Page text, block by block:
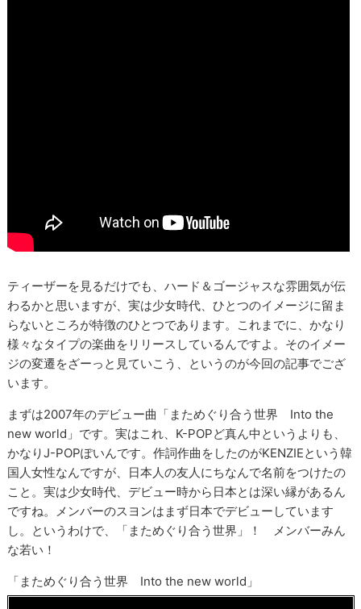
ティーザーを見るだけでも、ハード＆ゴージャスな雰囲気が伝
わるかと思いますが、実は少女時代、ひとつのイメージに留ま
らないところが特徴のひとつであります。これまでに、かなり
様々なタイプの楽曲をリリースしているんですよ。そのイメー
ジの変遷をざーっと見ていこう、というのが今回の記事でござ
います。
まずは2007年のデビュー曲「まためぐり合う世界 Into the
new world」です。実はこれ、K-POPど真ん中というよりも、
かなりJ-POPぽいんです。作詞作曲をしたのがKENZIEという韓
国人女性なんですが、日本人の友人にちなんで名前をつけたの
こと。実は少女時代、デビュー時から日本とは深い縁があるん
ですね。メンバーのスヨンはまず日本でデビューしています
し。というわけで、「まためぐり合う世界」！ メンバーみん
な若い！
「まためぐり合う世界 Into the new world」